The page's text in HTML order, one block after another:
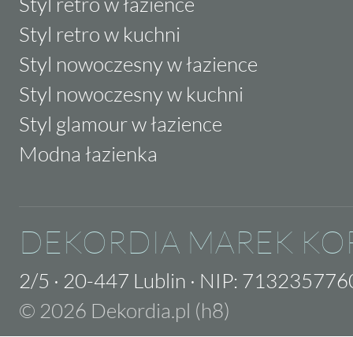
Styl retro w kuchni
Styl nowoczesny w łazience
Styl nowoczesny w kuchni
Styl glamour w łazience
Modna łazienka
DEKORDIA MAREK
2/5 · 20-447 Lublin · NIP:
© 2026 Dekordia.pl (h8)